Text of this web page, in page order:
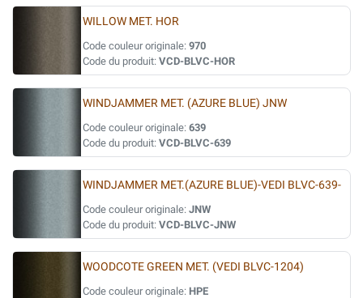
WILLOW MET. HOR
Code couleur originale: 970
Code du produit: VCD-BLVC-HOR
WINDJAMMER MET. (AZURE BLUE) JNW
Code couleur originale: 639
Code du produit: VCD-BLVC-639
WINDJAMMER MET.(AZURE BLUE)-VEDI BLVC-639-
Code couleur originale: JNW
Code du produit: VCD-BLVC-JNW
WOODCOTE GREEN MET. (VEDI BLVC-1204)
Code couleur originale: HPE